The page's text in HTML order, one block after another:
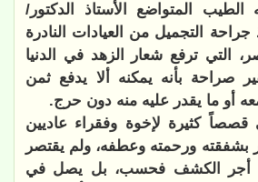
المتواضع الأستاذ الدكتور/
التجميل من العيادات النادرة
التي ترفع شعار الزهد في الدنيا
صراحة بأنه يمكنه ألا يدفع ثمن
أو ما يقدر عليه منه دون حرج.
كثيرة لإخوة وفقراء عاديين
بشفقته ورحمته وعطفه، ولم يقتصر
أجر الكشف فحسب، بل يصل في